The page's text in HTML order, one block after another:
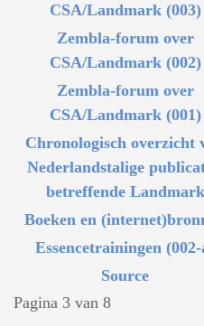
CSA/Landmark (003)
Zembla-forum over
CSA/Landmark (002)
Zembla-forum over
CSA/Landmark (001)
Chronologisch overzicht
Nederlandstalige
betreffende Landmark
Boeken en
Essencetrainingen
Source
Pagina 3 van 8